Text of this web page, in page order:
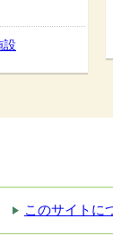
設
このサイトに